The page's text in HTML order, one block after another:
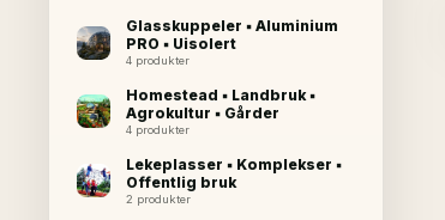
Glasskuppeler ▪ Aluminium
PRO ▪ Uisolert
4 produkter
Homestead ▪ Landbruk ▪
Agrokultur ▪ Gårder
4 produkter
Lekeplasser ▪ Komplekser ▪
Offentlig bruk
2 produkter